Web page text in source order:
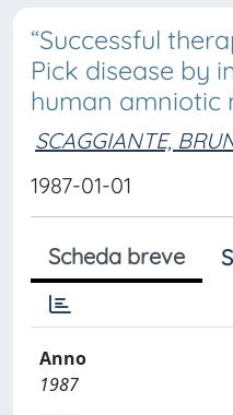
“Successful
Pick disease by
human amniotic
SCAGGIANTE,
1987-01-01
Scheda breve
Anno
1987